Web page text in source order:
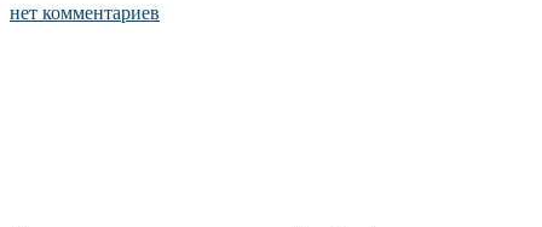
нет комментариев